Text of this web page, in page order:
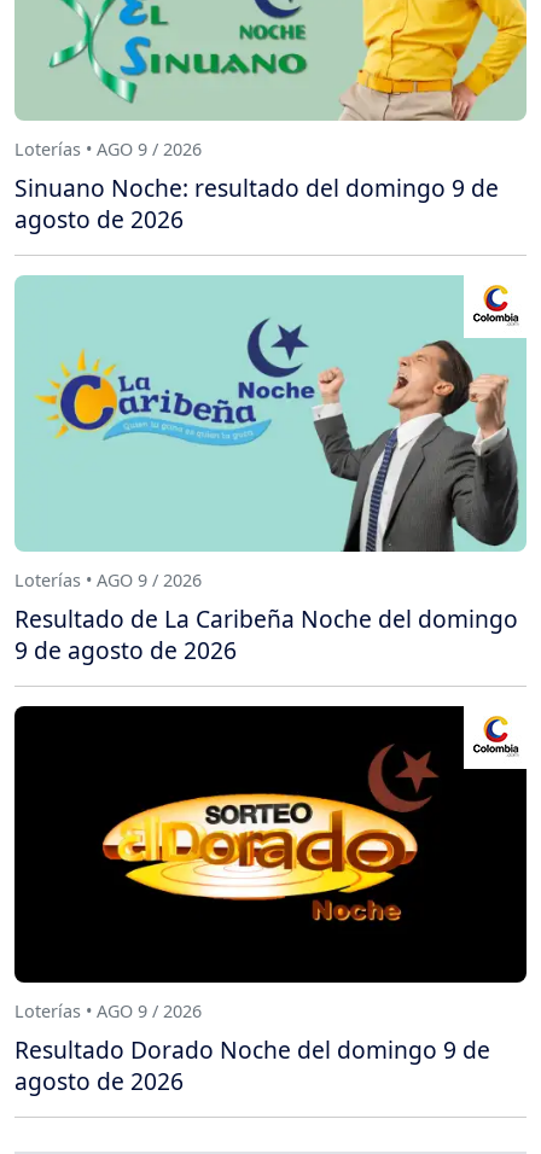
Loterías • AGO 9 / 2026
Sinuano Noche: resultado del domingo 9 de
agosto de 2026
Loterías • AGO 9 / 2026
Resultado de La Caribeña Noche del domingo
9 de agosto de 2026
Loterías • AGO 9 / 2026
Resultado Dorado Noche del domingo 9 de
agosto de 2026